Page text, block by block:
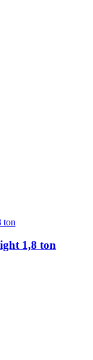
1,8 ton